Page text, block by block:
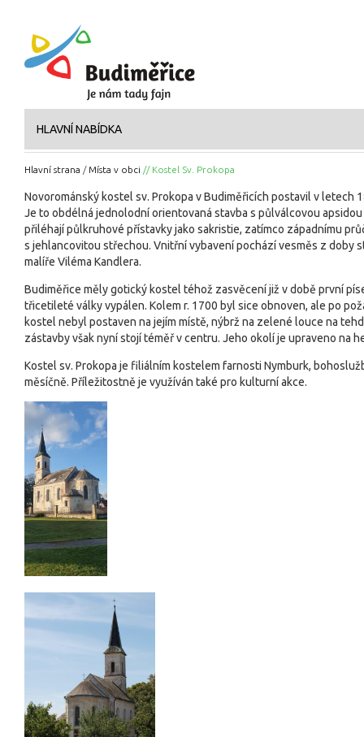
HLAVNÍ NABÍDKA
Hlavní strana / Místa v obci // Kostel Sv. Prokopa
Novorománský kostel sv. Prokopa v Budiměřicích postavil v letech
Je to obdélná jednolodní orientovaná stavba s půlválcovou
přiléhají půlkruhové přístavky jako sakristie, zatímco západnímu
s jehlancovitou střechou. Vnitřní vybavení pochází vesměs z doby
malíře Viléma Kandlera.
Budiměřice měly gotický kostel téhož zasvěcení již v době první
třicetileté války vypálen. Kolem r. 1700 byl sice obnoven, ale po
kostel nebyl postaven na jejím místě, nýbrž na zelené louce na
zástavby však nyní stojí téměř v centru. Jeho okolí je upraveno na
Kostel sv. Prokopa je filiálním kostelem farnosti Nymburk,
měsíčně. Příležitostně je využíván také pro kulturní akce.